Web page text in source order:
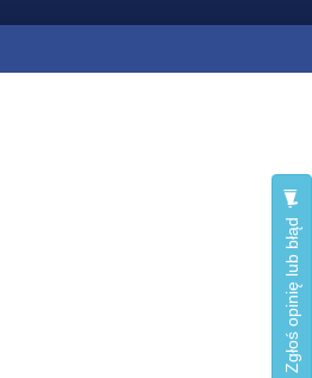
Zgłoś opinię lub błąd